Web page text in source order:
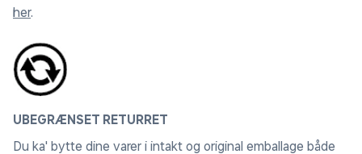
her.
UBEGRÆNSET RETURRET
Du ka' bytte dine varer i intakt og original emballage både